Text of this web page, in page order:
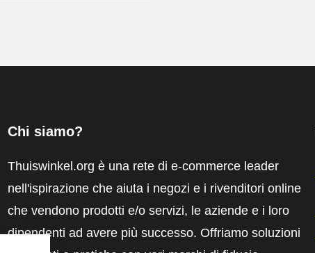
Chi siamo?
Thuiswinkel.org è una rete di e-commerce leader
nell'ispirazione che aiuta i negozi e i rivenditori online
che vendono prodotti e/o servizi, le aziende e i loro
dipendenti ad avere più successo. Offriamo soluzioni